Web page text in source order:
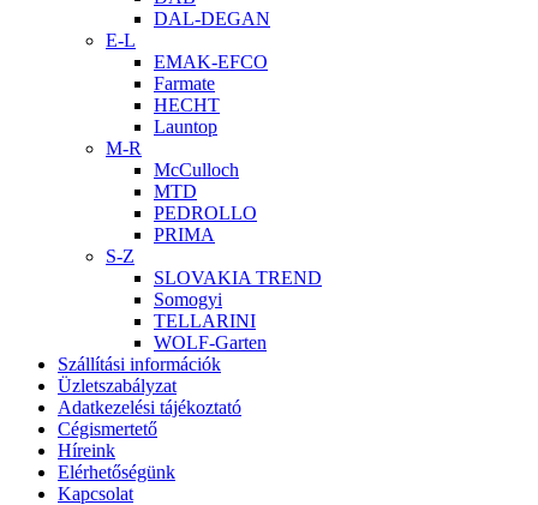
DAL-DEGAN
E-L
EMAK-EFCO
Farmate
HECHT
Launtop
M-R
McCulloch
MTD
PEDROLLO
PRIMA
S-Z
SLOVAKIA TREND
Somogyi
TELLARINI
WOLF-Garten
Szállítási információk
Üzletszabályzat
Adatkezelési tájékoztató
Cégismertető
Híreink
Elérhetőségünk
Kapcsolat